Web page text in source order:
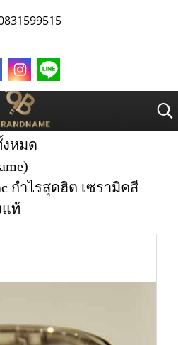
หมด
กำไรสุดฮิต เซรามิคสี
แท้